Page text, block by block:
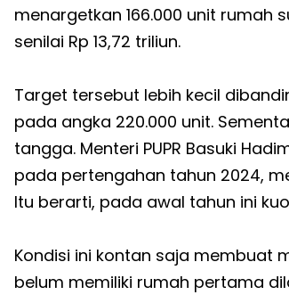
menargetkan 166.000 unit rumah
senilai Rp 13,72 triliun.
Target tersebut lebih kecil
pada angka 220.000 unit.
tangga. Menteri PUPR Basuki
pada pertengahan tahun 2024,
Itu berarti, pada awal tahun ini
Kondisi ini kontan saja membuat
belum memiliki rumah pertama